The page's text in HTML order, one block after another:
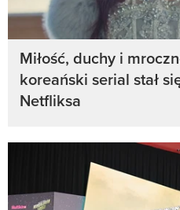
Miłość, duchy i
koreański serial stał
Netfliksa